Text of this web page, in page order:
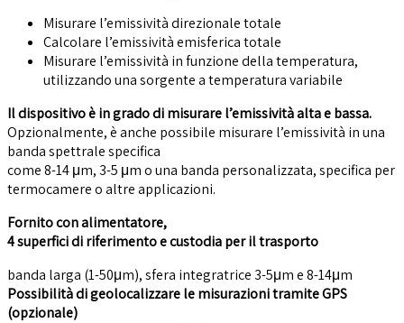
Misurare l’emissività direzionale totale
Calcolare l’emissività emisferica totale
Misurare l’emissività in funzione della temperatura,
utilizzando una sorgente a temperatura variabile
Il dispositivo è in grado di misurare l’emissività alta e bassa.
Opzionalmente, è anche possibile misurare l’emissività in una
banda spettrale specifica
come 8-14 μm, 3-5 μm o una banda personalizzata, specifica per
termocamere o altre applicazioni.
Fornito con alimentatore,
4 superfici di riferimento e custodia per il trasporto
banda larga (1-50μm), sfera integratrice 3-5μm e 8-14μm
Possibilità di geolocalizzare le misurazioni tramite GPS
(opzionale)